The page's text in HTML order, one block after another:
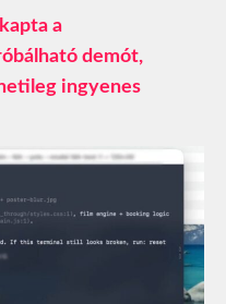
a
demót,
ingyenes